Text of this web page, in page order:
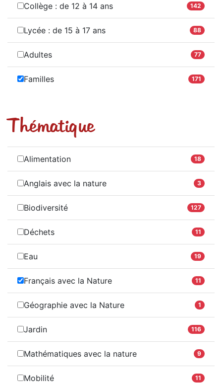
Collège : de 12 à 14 ans 142
Lycée : de 15 à 17 ans 88
Adultes 77
Familles 171
Thématique
Alimentation 18
Anglais avec la nature 3
Biodiversité 127
Déchets 11
Eau 19
Français avec la Nature 11
Géographie avec la Nature 1
Jardin 116
Mathématiques avec la nature 9
Mobilité 11